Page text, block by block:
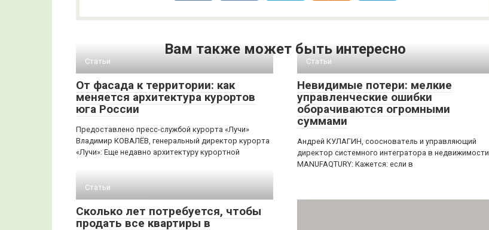
Вам также может быть интересно
Статьи
От фасада к территории: как
меняется архитектура курортов
юга России
Предоставлено пресс-службой курорта «Лучи»
Владимир КОВАЛЁВ, генеральный директор курорта
«Лучи»: Еще недавно архитектуру курортной
Статьи
Невидимые потери: мелкие
управленческие ошибки
оборачиваются огромными
суммами
Андрей КУЛАГИН, сооснователь и управляющий
директор системного интегратора в недвижимости
MANUFAQTURY: Кажется: если в
Статьи
Сколько лет потребуется, чтобы
продать все квартиры в